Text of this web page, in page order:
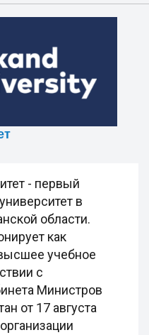
- первый
в
области.
как
учебное
с
Министров
от 17 августа